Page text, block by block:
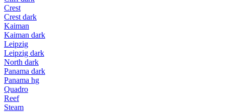
Crest
Crest dark
Kaiman
Kaiman dark
Leipzig
Leipzig dark
North dark
Panama dark
Panama hg
Quadro
Reef
Steam